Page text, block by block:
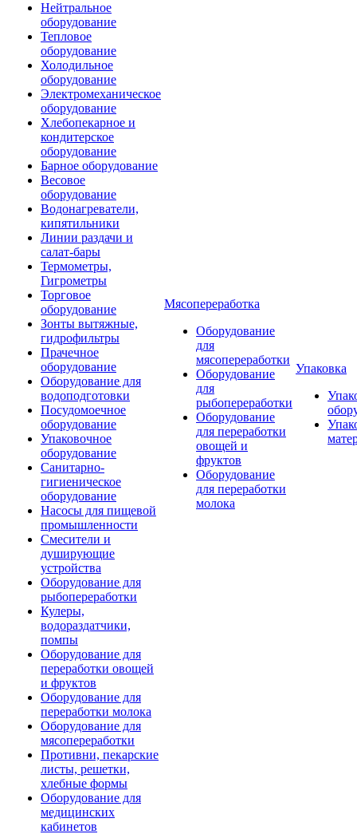
Нейтральное
оборудование
Тепловое
оборудование
Холодильное
оборудование
Электромеханическое
оборудование
Хлебопекарное и
кондитерское
оборудование
Барное оборудование
Весовое
оборудование
Водонагреватели,
кипятильники
Линии раздачи и
салат-бары
Термометры,
Гигрометры
Торговое
оборудование
Зонты вытяжные,
гидрофильтры
Прачечное
оборудование
Оборудование для
водоподготовки
Посудомоечное
оборудование
Упаковочное
оборудование
Санитарно-
гигиеническое
оборудование
Насосы для пищевой
промышленности
Смесители и
душирующие
устройства
Оборудование для
рыбопереработки
Кулеры,
водораздатчики,
помпы
Оборудование для
переработки овощей
и фруктов
Оборудование для
переработки молока
Оборудование для
мясопереработки
Противни, пекарские
листы, решетки,
хлебные формы
Оборудование для
медицинских
кабинетов
Мясопереработка
Оборудование
для
мясопереработки
Оборудование
для
рыбопереработки
Оборудование
для переработки
овощей и
фруктов
Оборудование
для переработки
молока
Упаковка